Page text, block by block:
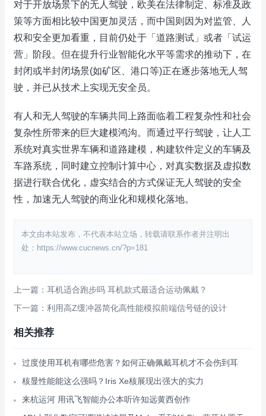
对于开放场景下的无人驾驶，欧美在法律制定、标准及政
策等方面相比较中国更加灵活，而中国则因为对监管、人
权和安全更加看重，目前仍处于「道路测试」或者「试运
营」阶段。但在提升行业智能化水平等需求的推动下，在
封闭或半封闭场景(如矿区、港口等)正在逐步落地无人驾
驶，并已从技术上实现无安全员。
有人和无人驾驶的车辆共同上路面临着工程复杂性和社会
复杂性所带来的巨大建模鸿沟。而通过平行驾驶，让人工
系统对真实世界车辆和道路建模，构建软件定义的车辆及
车路系统，同时建立控制计算中心，对真实数据及虚拟数
据进行联合优化，虚实结合的方式保证无人驾驶的安全
性，加速无人驾驶的商业化和规模化落地。
本文由本站发布，不代表本站立场，转载请联系作者并注明出
处：https://www.cucnews.cn/?p=181
上一篇：耳机适合跑步吗 耳机款式最适合运动佩戴？
下一篇：利用高Z缓冲器简化高性能模拟前端信号链的设计
相关推荐
过度使用耳机有哪些危害？如何正确佩戴耳机才不会伤到耳
核显性能能这么强吗？Iris Xe核展现出强大的实力
来杭运河 用讯飞智能办公本听许知远黄西创作